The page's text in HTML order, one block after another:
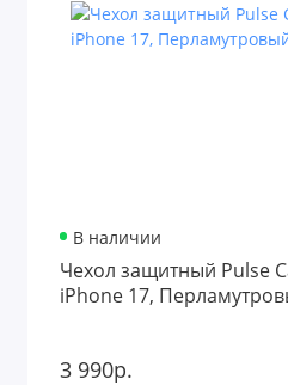
В наличии
Чехол защитный Pulse
iPhone 17,
3 990р.